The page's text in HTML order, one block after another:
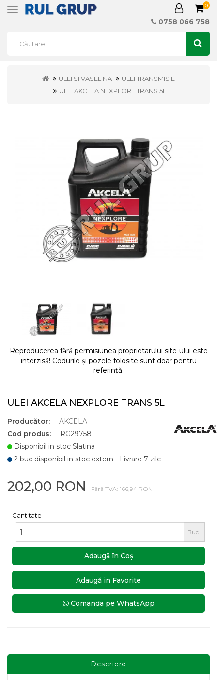
Toggle
0
0758 066 758
ULEI SI VASELINA
ULEI TRANSMISIE
ULEI AKCELA NEXPLORE TRANS 5L
Reproducerea fără permisiunea proprietarului site-ului este
interzisă! Codurile și pozele folosite sunt doar pentru
referință.
ULEI AKCELA NEXPLORE TRANS 5L
Producător:
AKCELA
Cod produs:
RG29758
Disponibil in stoc Slatina
2 buc disponibil in stoc extern - Livrare 7 zile
202,00 RON Fără TVA: 166,94 RON
Cantitate
Buc
Adaugă în Coş
Adaugă in Favorite
Comanda pe WhatsApp
Descriere